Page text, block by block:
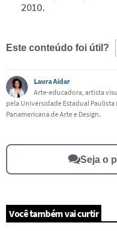
2010.
Este conteúdo foi útil?
Este conteúdo contém
Este conteúdo não tem
Laura Aidar
Arte-educadora, artista
pela Universidade Estadual
Panamericana de Arte e Design.
Seja o
Você também vai curtir